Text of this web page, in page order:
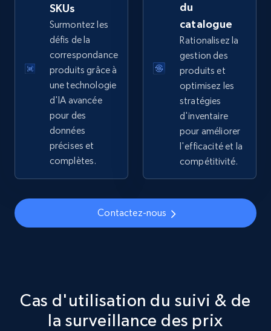
5.4K+ 668+ Commencer
TikTok Shop - discover records by shop url
URL, Title, Available, Description, Currency, Initial
price, Final price, Discount percent, and more.
5.4K+ Commencer
Amazon sellers info
Seller id, URL, Seller name, Description, Detailed
SKUs
Surmontez les
défis de la
correspondance
produits grâce à
une technologie
d'IA avancée
pour des
données
précises et
complètes.
du
catalogue
Rationalisez la
gestion des
produits et
optimisez les
stratégies
d'inventaire
pour améliorer
l'efficacité et la
compétitivité.
Contactez-nous
Cas d'utilisation du suivi & de
la surveillance des prix